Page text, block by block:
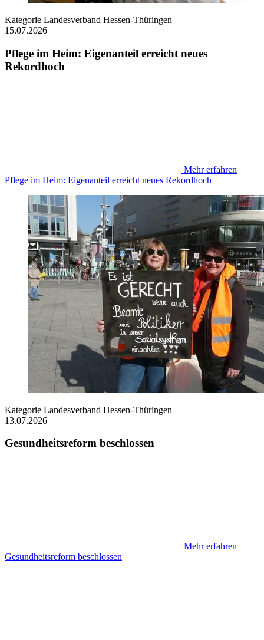
Kategorie Landesverband Hessen-Thüringen
15.07.2026
Pflege im Heim: Eigenanteil erreicht neues
Rekordhoch
Mehr erfahren
Pflege im Heim: Eigenanteil erreicht neues Rekordhoch
Kategorie Landesverband Hessen-Thüringen
13.07.2026
Gesundheitsreform beschlossen
Mehr erfahren
Gesundheitsreform beschlossen